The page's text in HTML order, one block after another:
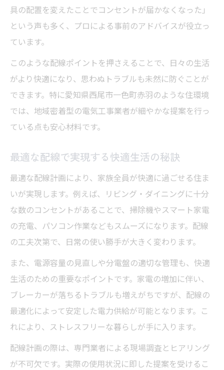
具の配置を変えたことでコンセントが届かなくなった」
という声も多く、プロによる事前のアドバイスが役立っ
ています。
このような配線ポイントを押さえることで、日々の生活
がより快適になり、思わぬトラブルも未然に防ぐことが
できます。特に愛知県西尾市一色町赤羽のような住環境
では、地域密着型の電気工事業者が細やかな提案を行っ
ている点も安心材料です。
最適な配線で実現する快適生活の秘訣
最適な配線計画により、家族全員が快適に過ごせる住ま
いが実現します。例えば、リビング・ダイニングに十分
な数のコンセントがあることで、掃除機やスマート家電
の充電、パソコン作業などもスムーズになります。配線
の工夫次第で、日常の使い勝手が大きく変わります。
また、電源容量の見直しや分電盤の適切な管理も、快適
生活のための重要なポイントです。家電の増加に伴い、
ブレーカーが落ちるトラブルも増えがちですが、配線の
最適化によって安定した電力供給が可能となります。こ
れにより、ストレスフリーな暮らしが手に入ります。
配線計画の際は、専門業者による現場調査とヒアリング
が不可欠です。実際の使用状況に即した提案を受けるこ